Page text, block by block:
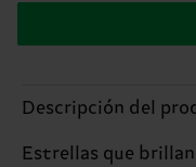
Descripción del
Estrellas que